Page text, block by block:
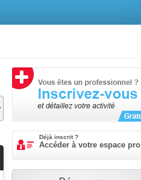
Déjà inscrit ?
Accéder à votre espace pro